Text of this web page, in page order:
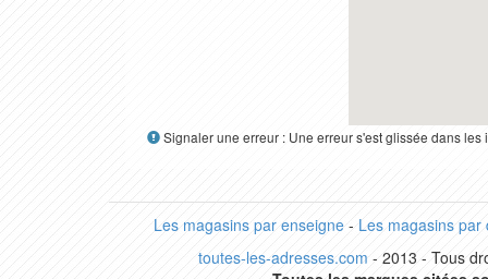
Signaler une erreur : Une erreur s'est glissée dans
Les magasins par enseigne- Les magasins par
toutes-les-adresses.com - 2013 - Tous